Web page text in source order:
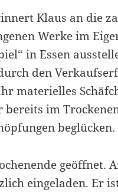
Klaus an die
Werke im
in Essen
den
materielles
im
beglücken.
geöffnet.
eingeladen. Er